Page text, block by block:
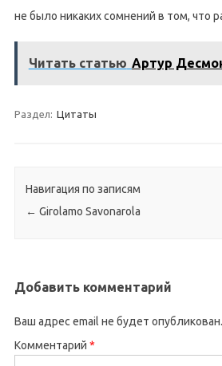
не было никаких сомнений в том, что
Читать статью Артур
Раздел: Цитаты
Навигация по записям
← Girolamo Savonarola
Добавить комментарий
Ваш адрес email не будет опубликован.
Комментарий *